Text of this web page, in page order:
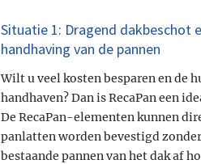
Situatie 1: Dragend dakbeschot
handhaving van de pannen
Wilt u veel kosten besparen en de
handhaven? Dan is RecaPan een
De RecaPan-elementen kunnen
panlatten worden bevestigd
bestaande pannen van het dak af